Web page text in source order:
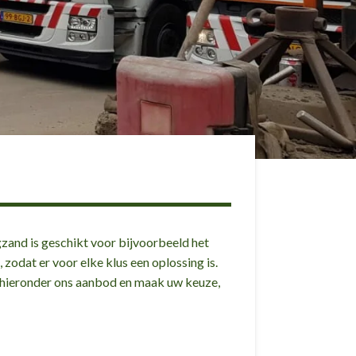
is geschikt voor bijvoorbeeld het
er voor elke klus een oplossing is.
ons aanbod en maak uw keuze,